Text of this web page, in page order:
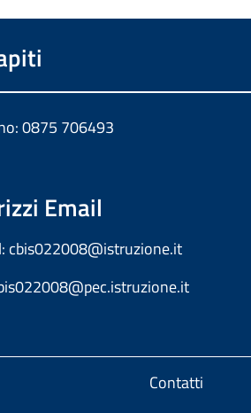
0875 706493
Email
cbis022008@istruzione.it
Contatti